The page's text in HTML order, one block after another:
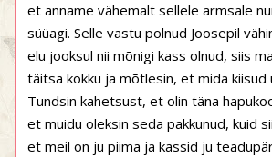
et anname vähemalt sellele armsale
süüagi. Selle vastu polnud Joosepil
elu jooksul nii mõnigi kass olnud, siis
täitsa kokku ja mõtlesin, et mida kiisud
Tundsin kahetsust, et olin täna
et muidu oleksin seda pakkunud, kuid
et meil on ju piima ja kassid ju